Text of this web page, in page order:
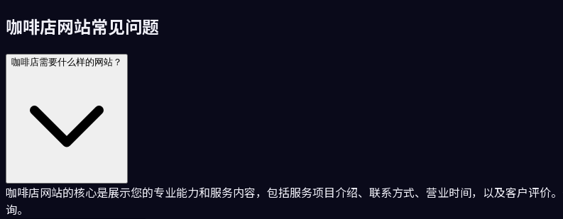
咖啡店网站常见问题
咖啡店需要什么样的网站？
咖啡店网站的核心是展示您的专业能力和服务内容，包括服务项目介绍、联系方式、营业时间，以及客户评价
询。